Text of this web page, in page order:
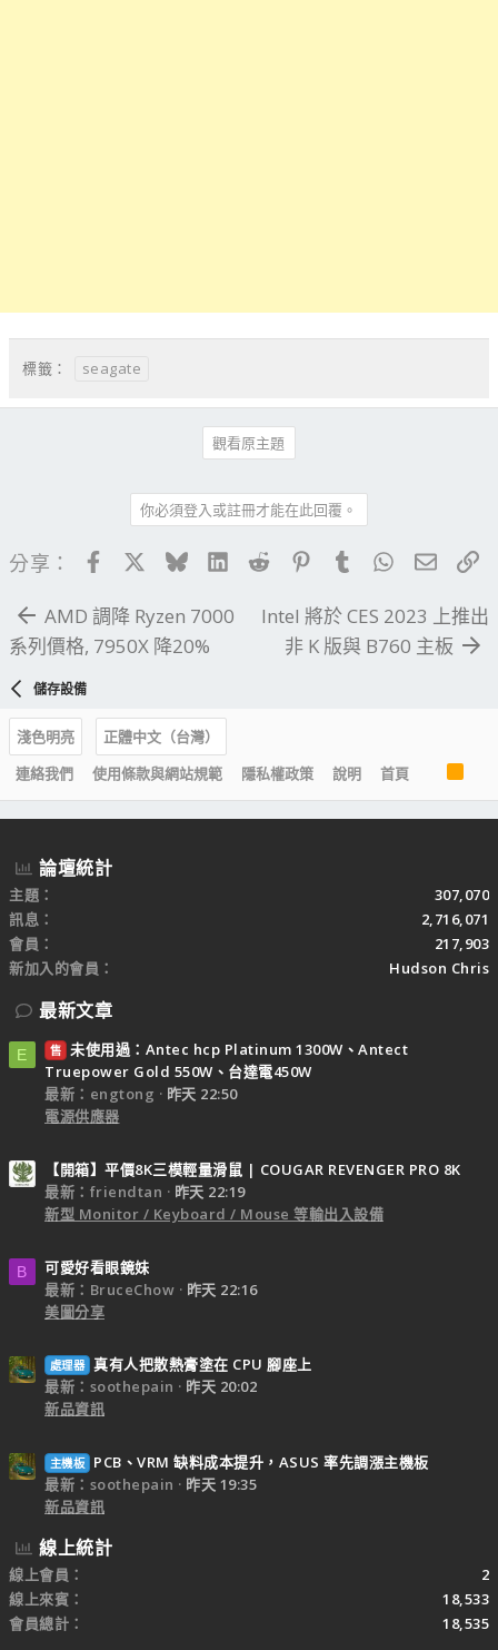
標籤： seagate
觀看原主題
你必須登入或註冊才能在此回覆。
分享： FacebookBlueskyLinkedIn
Reddit PinterestTumblrWhatsApp
電子
AMD 調降 Ryzen 7000
系列價格, 7950X 降20%
Intel 將於 CES 2023 上推出
非 K 版與 B760 主板
儲存設備
淺色明亮
正體中文（台灣）
連絡我們
使用條款與網站規範 隱私權政策 說明 首頁
R
S
S
論壇統計
主題
307,070
訊息
2,716,071
會員
217,903
新加入的會員
Hudson Chris
最新文章
E 售 未使用過：Antec hcp Platinum 1300W、Antect
Truepower Gold 550W、台達電450W
最新：engtong
昨天 22:50
電源供應器
【開箱】平價8K三模輕量滑鼠 | COUGAR REVENGER PRO 8K
最新：friendtan
昨天 22:19
新型 Monitor / Keyboard / Mouse 等輸出入設備
B
可愛好看眼鏡妹
最新：BruceChow
昨天 22:16
美圖分享
處理器 真有人把散熱膏塗在 CPU 腳座上
最新：soothepain
昨天 20:02
新品資訊
主機板
PCB、VRM 缺料成本提升，ASUS 率先調漲主機板
最新：soothepain
昨天 19:35
新品資訊
線上統計
線上會員
2
線上來賓
18,533
會員總計
18,535